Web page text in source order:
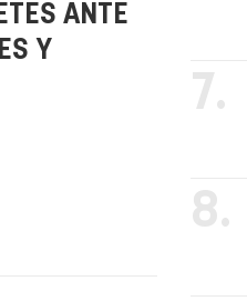
ANTE
Y
7.
8.